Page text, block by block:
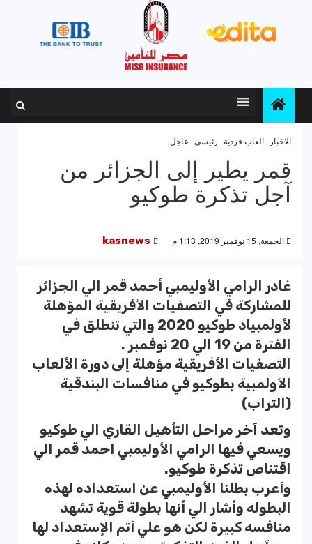
الاخبار العاب فردية رئيسى عاجل
قمر يطير إلى الجزائر من
آجل تذكرة طوكيو
الجمعة, 15 نوفمبر 2019, 1:13 م kasnews
غادر الرامي الأوليمبي أحمد قمر الي الجزائر
للمشاركة في التصفيات الأفريقية المؤهلة
لأولمبياد طوكيو 2020 والتي تنطلق في
الفترة من 19 الي 20 نوفمبر .
التصفيات الأفريقية مؤهلة إلى دورة الألعاب
الأولمبية بطوكيو في منافسات البندقية
(التراب)
وتعد آخر مراحل التأهيل القاري الي طوكيو
ويسعي فيها الرامي الأوليمبي احمد قمر الي
اقتناص تذكرة طوكيو.
وأعرب بطلنا الأوليمبي عن استعداده لهذه
البطوله وأشار الي أنها بطولة قوية تشهد
منافسه كبيرة لكن هو علي أتم الإستعداد لها